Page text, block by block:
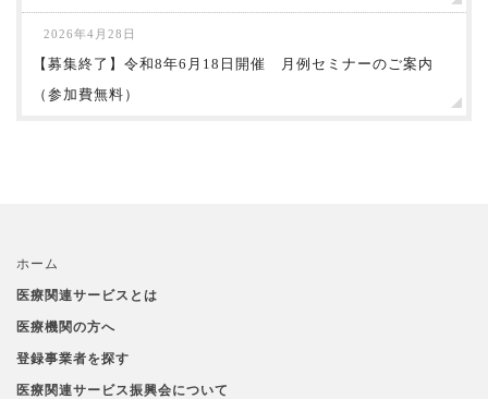
2026年4月28日
【募集終了】令和8年6月18日開催 月例セミナーのご案内
（参加費無料）
ホーム
医療関連サービスとは
医療機関の方へ
登録事業者を探す
医療関連サービス振興会について